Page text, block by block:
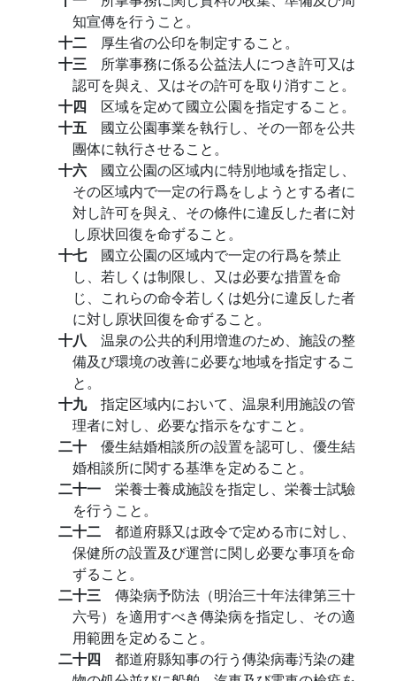
知宣傳を行うこと。
十二 厚生省の公印を制定すること。
十三 所掌事務に係る公益法人につき許可又は
認可を與え、又はその許可を取り消すこと。
十四 区域を定めて國立公園を指定すること。
十五 國立公園事業を執行し、その一部を公共
團体に執行させること。
十六 國立公園の区域内に特別地域を指定し、
その区域内で一定の行爲をしようとする者に
対し許可を與え、その條件に違反した者に対
し原状回復を命ずること。
十七 國立公園の区域内で一定の行爲を禁止
し、若しくは制限し、又は必要な措置を命
じ、これらの命令若しくは処分に違反した者
に対し原状回復を命ずること。
十八 温泉の公共的利用増進のため、施設の整
備及び環境の改善に必要な地域を指定するこ
と。
十九 指定区域内において、温泉利用施設の管
理者に対し、必要な指示をなすこと。
二十 優生結婚相談所の設置を認可し、優生結
婚相談所に関する基準を定めること。
二十一 栄養士養成施設を指定し、栄養士試驗
を行うこと。
二十二 都道府縣又は政令で定める市に対し、
保健所の設置及び運営に関し必要な事項を命
ずること。
二十三 傳染病予防法（明治三十年法律第三十
六号）を適用すべき傳染病を指定し、その適
用範囲を定めること。
二十四 都道府縣知事の行う傳染病毒汚染の建